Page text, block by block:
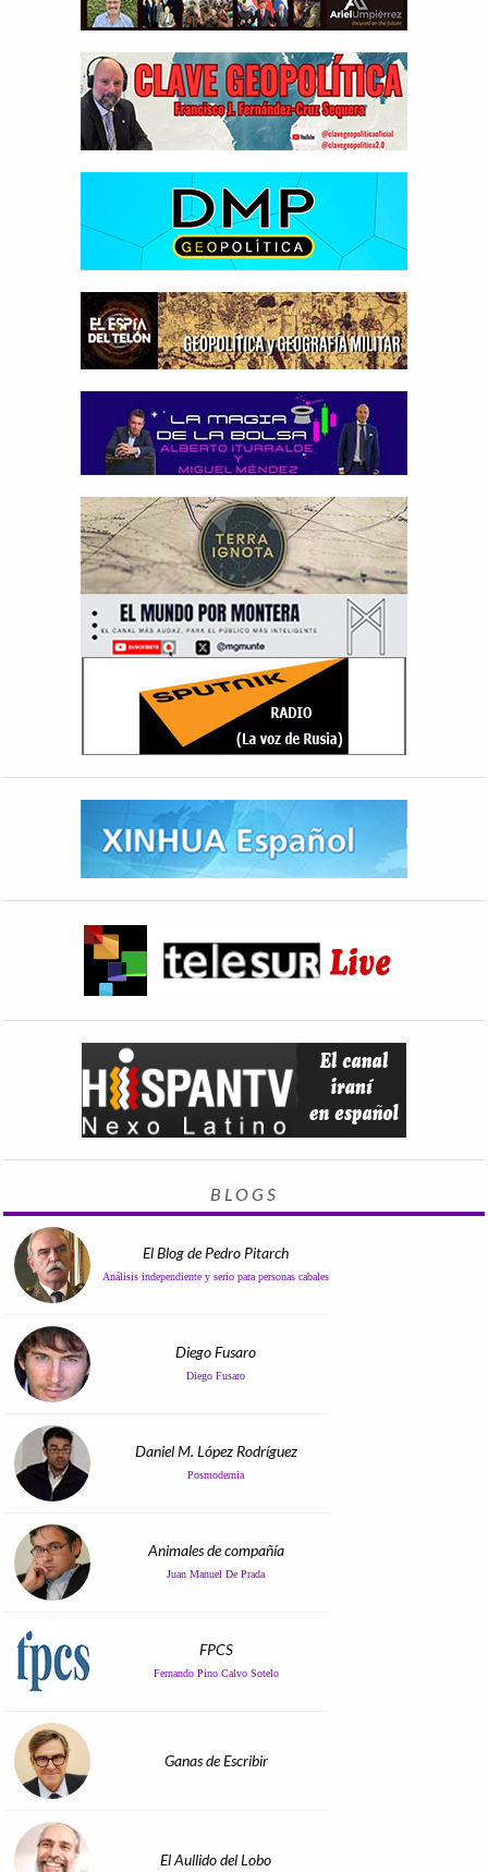
BLOGS
El Blog de Pedro Pitarch
Análisis independiente y serio para personas cabales
Diego Fusaro
Diego Fusaro
Daniel M. López Rodríguez
Posmodernia
Animales de compañía
Juan Manuel De Prada
FPCS
Fernando Pino Calvo Sotelo
Ganas de Escribir
El Aullido del Lobo